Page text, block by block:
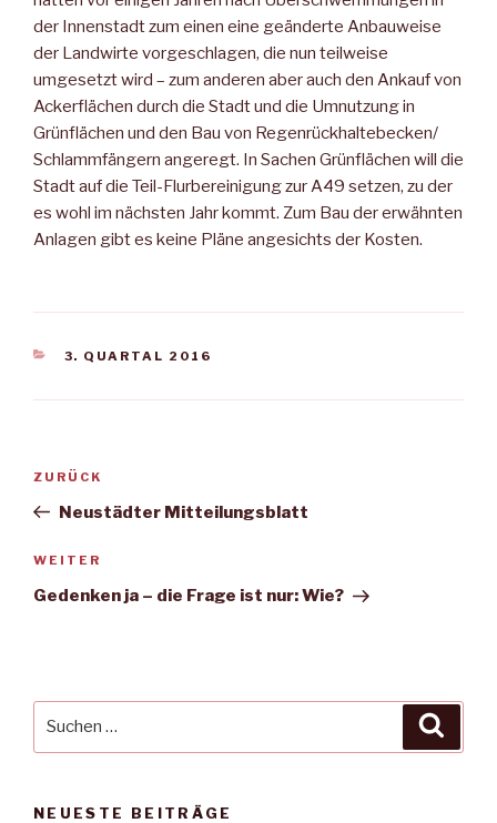
der Innenstadt zum einen eine geänderte Anbauweise
der Landwirte vorgeschlagen, die nun teilweise
umgesetzt wird – zum anderen aber auch den Ankauf von
Ackerflächen durch die Stadt und die Umnutzung in
Grünflächen und den Bau von Regenrückhaltebecken/
Schlammfängern angeregt. In Sachen Grünflächen will die
Stadt auf die Teil-Flurbereinigung zur A49 setzen, zu der
es wohl im nächsten Jahr kommt. Zum Bau der erwähnten
Anlagen gibt es keine Pläne angesichts der Kosten.
KATEGORIEN
3. QUARTAL 2016
Beitragsnavigation
Vorheriger
Beitrag
ZURÜCK
Neustädter Mitteilungsblatt
Nächster
Beitrag
WEITER
Gedenken ja – die Frage ist nur: Wie?
NEUESTE BEITRÄGE